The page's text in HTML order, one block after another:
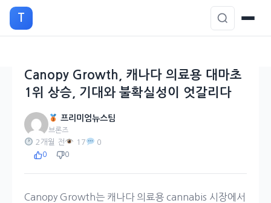
으
T
Canopy Growth, 캐나다 의료용 대마초
1위 상승, 기대와 불확실성이 엇갈리다
프리미엄뉴스팀
브론즈
2개월 전 17 0
0 0
Canopy Growth는 캐나다 의료용 cannabis 시장에서